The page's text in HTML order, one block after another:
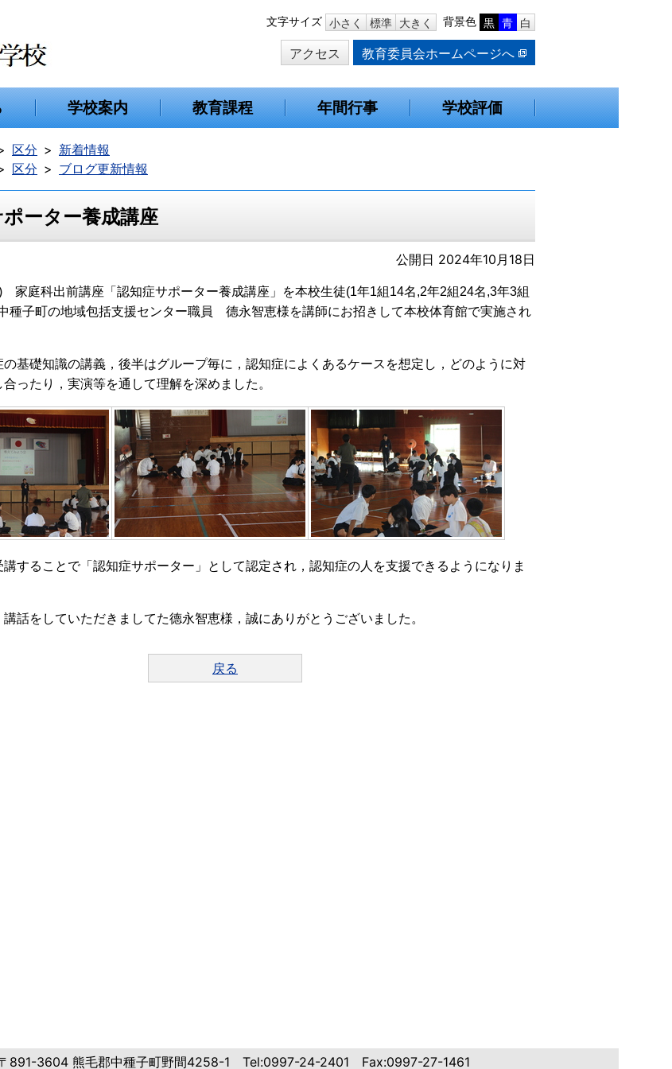
本
動
文字サイズ 小さく 標準 大きく 背景色 黒 青 白
アクセス 教育委員会ホームページへ
学校案内 教育課程 年間行事 学校評価
区分
新着情報
区分 ブログ更新情報
ーター養成講座
公開日 2024年10月18日
庭科出前講座「認知症サポーター養成講座」を本校生徒(1年1組14名,2年2組24名,3年3組
種子町の地域包括支援センター職員 德永智恵様を講師にお招きして本校体育館で実施され
基礎知識の講義，後半はグループ毎に，認知症によくあるケースを想定し，どのように対
ったり，実演等を通して理解を深めました。
することで「認知症サポーター」として認定され，認知症の人を支援できるようになりま
話をしていただきましてた德永智恵様，誠にありがとうございました。
戻る
891-3604 熊毛郡中種子町野間4258-1 Tel:0997-24-2401 Fax:0997-27-1461